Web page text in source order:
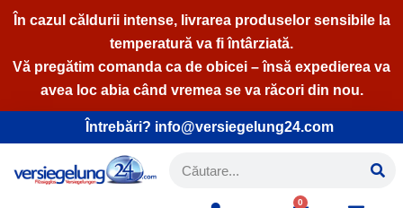
la
conținut
În cazul căldurii intense, livrarea produselor sensibile la
temperatură va fi întârziată.
Vă pregătim comanda ca de obicei – însă expedierea va
avea loc abia când vremea se va răcori din nou.
Întrebări? info@versiegelung24.com
0